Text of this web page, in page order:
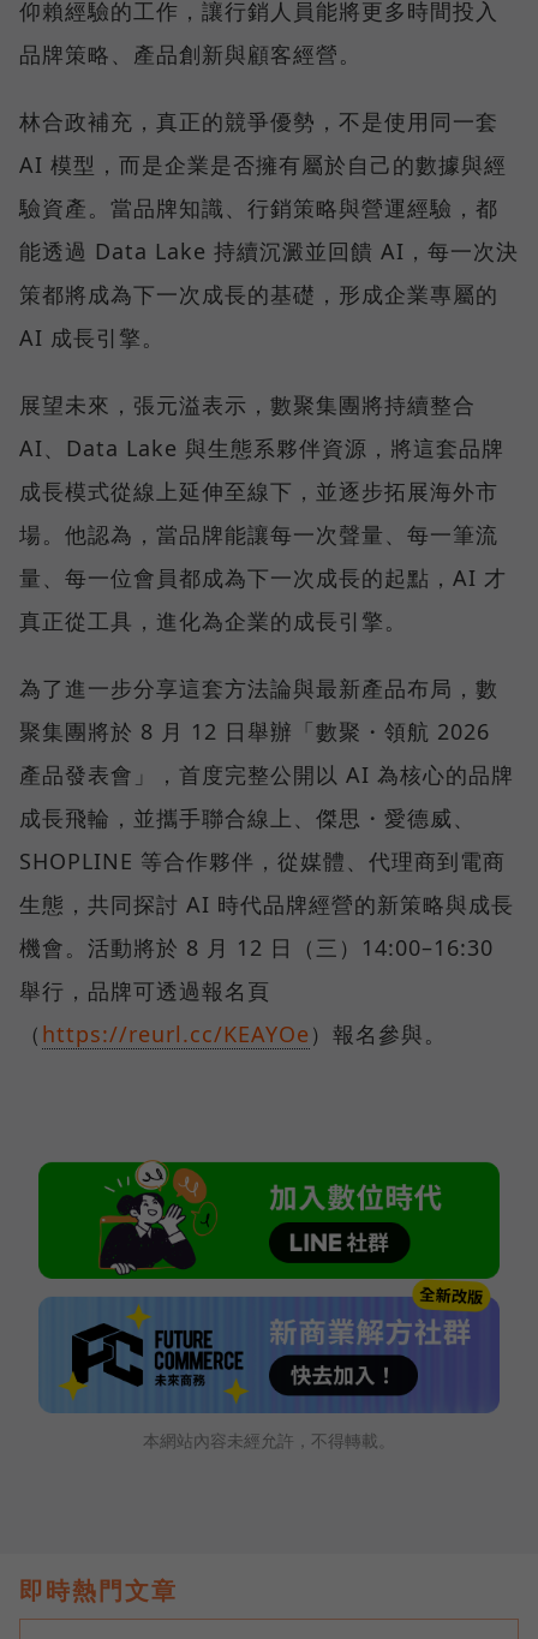
仰賴經驗的工作，讓行銷人員能將更多時間投入
品牌策略、產品創新與顧客經營。
林合政補充，真正的競爭優勢，不是使用同一套
AI 模型，而是企業是否擁有屬於自己的數據與經
驗資產。當品牌知識、行銷策略與營運經驗，都
能透過 Data Lake 持續沉澱並回饋 AI，每一次決
策都將成為下一次成長的基礎，形成企業專屬的
AI 成長引擎。
展望未來，張元溢表示，數聚集團將持續整合
AI、Data Lake 與生態系夥伴資源，將這套品牌
成長模式從線上延伸至線下，並逐步拓展海外市
場。他認為，當品牌能讓每一次聲量、每一筆流
量、每一位會員都成為下一次成長的起點，AI 才
真正從工具，進化為企業的成長引擎。
為了進一步分享這套方法論與最新產品布局，數
聚集團將於 8 月 12 日舉辦「數聚・領航 2026
產品發表會」，首度完整公開以 AI 為核心的品牌
成長飛輪，並攜手聯合線上、傑思・愛德威、
SHOPLINE 等合作夥伴，從媒體、代理商到電商
生態，共同探討 AI 時代品牌經營的新策略與成長
機會。活動將於 8 月 12 日（三）14:00–16:30
舉行，品牌可透過報名頁
（ https://reurl.cc/KEAYOe ）報名參與。
本網站內容未經允許，不得轉載。
即時熱門文章